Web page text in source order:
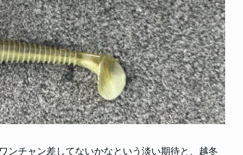
ンチャン差してないかなという淡い期待と、越冬